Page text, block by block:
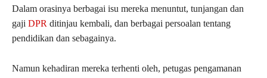
Dalam orasinya berbagai isu mereka menuntut, tunjangan dan
gaji DPR ditinjau kembali, dan berbagai persoalan tentang
pendidikan dan sebagainya.
Namun kehadiran mereka terhenti oleh, petugas pengamanan